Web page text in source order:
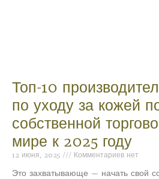
Топ-10
по уходу за кожей
собственной
мире к 2025 году
12 июня, 2025 Комментариев нет
Это захватывающе — начать свой